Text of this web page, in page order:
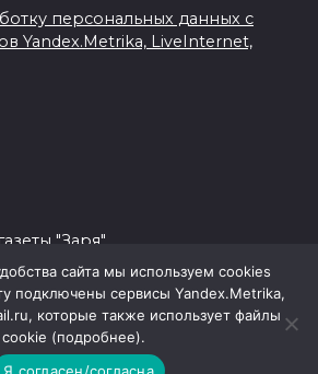
персональных данных с
Yandex.Metrika, LiveInternet,
"Заря"
сайта мы используем cookies
подключены сервисы Yandex.Metrika,
которые также использует файлы
cookie (подробнее).
Я согласен/согласна